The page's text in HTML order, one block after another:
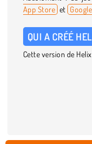
App Store et
QUI A CRÉÉ
Cette version de